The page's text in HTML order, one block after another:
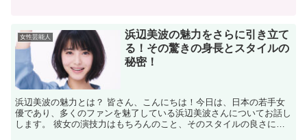
女性芸能人
浜辺美波の魅力をさらに引き立て
る！その驚きの身長とスタイルの
秘密！
浜辺美波の魅力とは？ 皆さん、こんにちは！今日は、日本の若手女
優であり、多くのファンを魅了している浜辺美波さんについてお話し
します。 彼女の演技力はもちろんのこと、そのスタイルの良さにも